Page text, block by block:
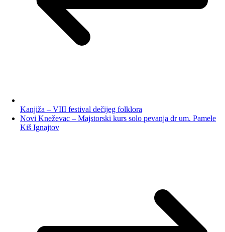
Kanjiža – VIII festival dečijeg folklora
Novi Kneževac – Majstorski kurs solo pevanja dr um. Pamele
Kiš Ignajtov